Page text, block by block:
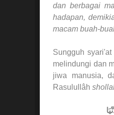
dan berbagai
hadapan,
macam buah-
Sungguh
melindungi dan
jiwa manusia,
Rasulullâh